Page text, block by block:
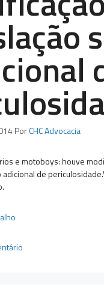
PorCHC Advocacia
e motoboys: houve
de